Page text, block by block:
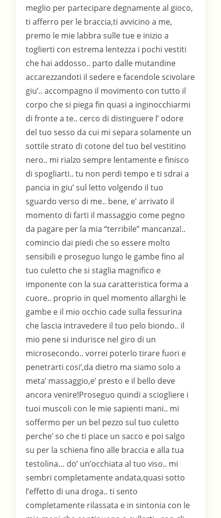
meglio per partecipare degnamente al gioco,
ti afferro per le braccia,ti avvicino a me,
premo le mie labbra sulle tue e inizio a
toglierti con estrema lentezza i pochi vestiti
che hai addosso.. parto dalle mutandine
accarezzandoti il sedere e facendole scivolare
giu’.. accompagno il movimento con tutto il
corpo che si piega fin quasi a inginocchiarmi
di fronte a te.. cerco di distinguere l’ odore
del tuo sesso da cui mi separa solamente un
sottile strato di cotone del tuo bel vestitino
nero.. mi rialzo sempre lentamente e finisco
di spogliarti.. tu non perdi tempo e ti sdrai a
pancia in giu’ sul letto volgendo il tuo
sguardo verso di me.. bene, e’ arrivato il
momento di farti il massaggio come pegno
da pagare per la mia “terribile” mancanza!..
comincio dai piedi che so essere molto
sensibili e proseguo lungo le gambe fino al
tuo culetto che si staglia magnifico e
imponente con la sua caratteristica forma a
cuore.. proprio in quel momento allarghi le
gambe e il mio occhio cade sulla fessurina
che lascia intravedere il tuo pelo biondo.. il
mio pene si indurisce nel giro di un
microsecondo.. vorrei poterlo tirare fuori e
penetrarti cosi’,da dietro ma siamo solo a
meta’ massaggio,e’ presto e il bello deve
ancora venire!Proseguo quindi a sciogliere i
tuoi muscoli con le mie sapienti mani.. mi
soffermo per un bel pezzo sul tuo culetto
perche’ so che ti piace un sacco e poi salgo
su per la schiena fino alle braccia e alla tua
testolina… do’ un’occhiata al tuo viso.. mi
sembri completamente andata,quasi sotto
l’effetto di una droga.. ti sento
completamente rilassata e in sintonia con le